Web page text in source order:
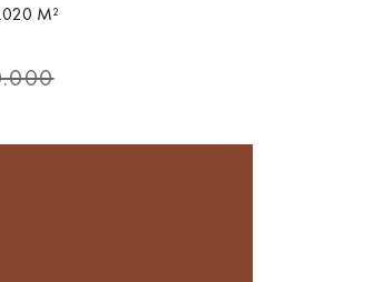
M²